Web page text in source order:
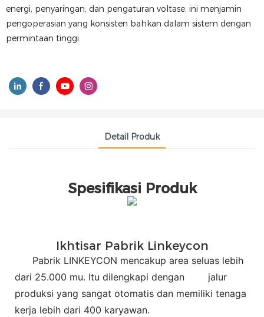
energi, penyaringan, dan pengaturan voltase, ini menjamin
pengoperasian yang konsisten bahkan dalam sistem dengan
permintaan tinggi.
Detail Produk
Spesifikasi Produk
Ikhtisar Pabrik Linkeycon
Pabrik LINKEYCON mencakup area seluas lebih
dari 25.000 mu. Itu dilengkapi dengan
jalur
produksi yang sangat otomatis dan memiliki tenaga
kerja lebih dari 400 karyawan.